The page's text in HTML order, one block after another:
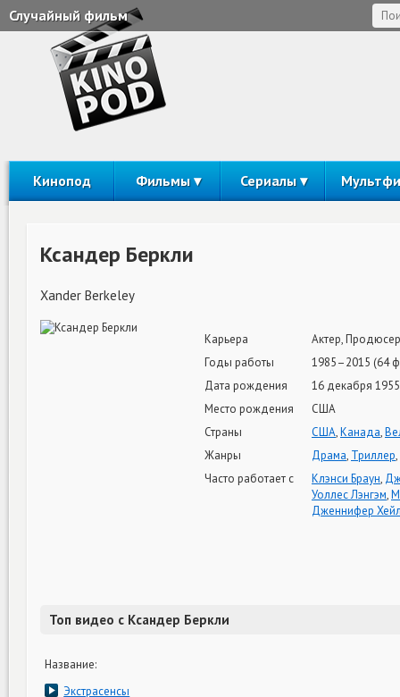
Случайный фильм
Кинопод Фильмы Сериалы
Ксандер Беркли
Xander Berkeley
Карьера
Актер, Продюсер
Годы работы
1985–2015 (64
Дата рождения
16 декабря 1955
Место рождения
США
Страны
США,Канада,
Жанры
Драма, Триллер,
Часто работает с
Клэнси Браун,
Уоллес Лэнгэм,
Дженнифер
Топ видео с Ксандер Беркли
Название:
Экстрасенсы